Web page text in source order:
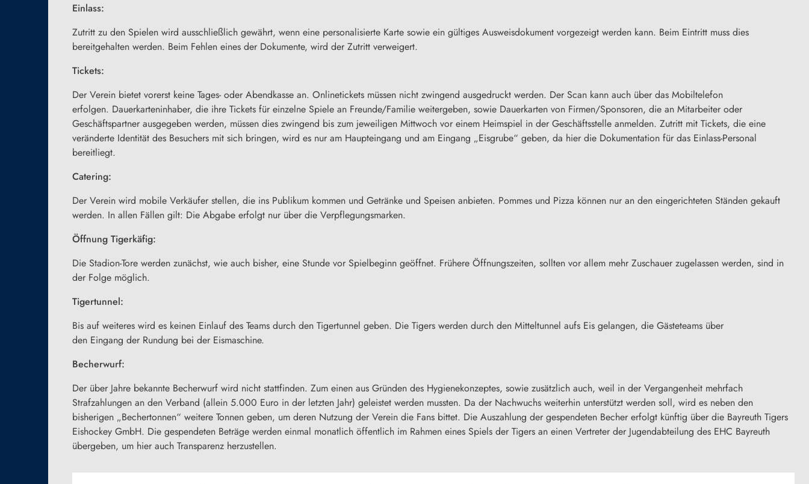
Einlass:
Zutritt zu den Spielen wird ausschließlich gewährt, wenn eine personalisierte Karte sowie ein gültiges Ausweisdokument vorgezeigt werden kann. Beim Eintritt muss dies
bereitgehalten werden. Beim Fehlen eines der Dokumente, wird der Zutritt verweigert.
Tickets:
Der Verein bietet vorerst keine Tages- oder Abendkasse an. Onlinetickets müssen nicht zwingend ausgedruckt werden. Der Scan kann auch über das Mobiltelefon
erfolgen. Dauerkarteninhaber, die ihre Tickets für einzelne Spiele an Freunde/Familie weitergeben, sowie Dauerkarten von Firmen/Sponsoren, die an Mitarbeiter oder
Geschäftspartner ausgegeben werden, müssen dies zwingend bis zum jeweiligen Mittwoch vor einem Heimspiel in der Geschäftsstelle anmelden. Zutritt mit Tickets, die eine
veränderte Identität des Besuchers mit sich bringen, wird es nur am Haupteingang und am Eingang „Eisgrube“ geben, da hier die Dokumentation für das Einlass-Personal
bereitliegt.
Catering:
Der Verein wird mobile Verkäufer stellen, die ins Publikum kommen und Getränke und Speisen anbieten. Pommes und Pizza können nur an den eingerichteten Ständen gekauft
werden. In allen Fällen gilt: Die Abgabe erfolgt nur über die Verpflegungsmarken.
Öffnung Tigerkäfig:
Die Stadion-Tore werden zunächst, wie auch bisher, eine Stunde vor Spielbeginn geöffnet. Frühere Öffnungszeiten, sollten vor allem mehr Zuschauer zugelassen werden, sind in
der Folge möglich.
Tigertunnel:
Bis auf weiteres wird es keinen Einlauf des Teams durch den Tigertunnel geben. Die Tigers werden durch den Mitteltunnel aufs Eis gelangen, die Gästeteams über
den Eingang der Rundung bei der Eismaschine.
Becherwurf:
Der über Jahre bekannte Becherwurf wird nicht stattfinden. Zum einen aus Gründen des Hygienekonzeptes, sowie zusätzlich auch, weil in der Vergangenheit mehrfach
Strafzahlungen an den Verband (allein 5.000 Euro in der letzten Jahr) geleistet werden mussten. Da der Nachwuchs weiterhin unterstützt werden soll, wird es neben den
bisherigen „Bechertonnen“ weitere Tonnen geben, um deren Nutzung der Verein die Fans bittet. Die Auszahlung der gespendeten Becher erfolgt künftig über die Bayreuth Tigers
Eishockey GmbH. Die gespendeten Beträge werden einmal monatlich öffentlich im Rahmen eines Spiels der Tigers an einen Vertreter der Jugendabteilung des EHC Bayreuth
übergeben, um hier auch Transparenz herzustellen.